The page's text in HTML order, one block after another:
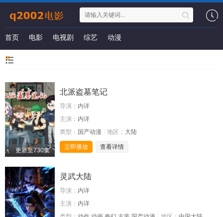
首页 电影 电视剧 综艺 动漫
更新至730集
北派盗墓笔记
导演： 内详
主演： 内详
类型： 国产动漫 地区： 大陆
立即播放 查看详情
灵武大陆
导演： 内详
主演： 内详